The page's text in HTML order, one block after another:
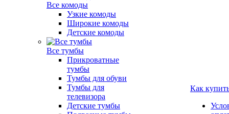
Все комоды
Узкие комоды
Широкие комоды
Детские комоды
Все тумбы
Прикроватные
тумбы
Тумбы для обуви
Тумбы для
телевизора
Детские тумбы
Как